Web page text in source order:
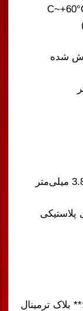
شده
– 2× بلاک ترمینال قابل اتصال 4 پین (3.81 میلی‌متر
01 (10 وات/8 اهم):** بلاک ترمینال